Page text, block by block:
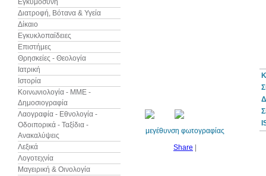
Εγκυμοσύνη
Διατροφή, Βότανα & Υγεία
Δίκαιο
Εγκυκλοπαίδειες
Επιστήμες
Θρησκείες - Θεολογία
Ιατρική
Ιστορία
Κοινωνιολογία - ΜΜΕ -
Δημοσιογραφία
Λαογραφία - Εθνολογία -
Οδοιπορικά - Ταξίδια -
Ανακαλύψεις
Λεξικά
Λογοτεχνία
Μαγειρική & Οινολογία
μεγέθυνση φωτογραφίας
Share